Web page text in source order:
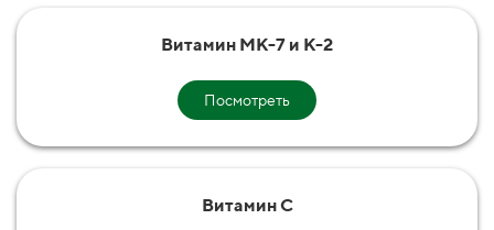
Витамин МК-7 и К-2
Посмотреть
Витамин С